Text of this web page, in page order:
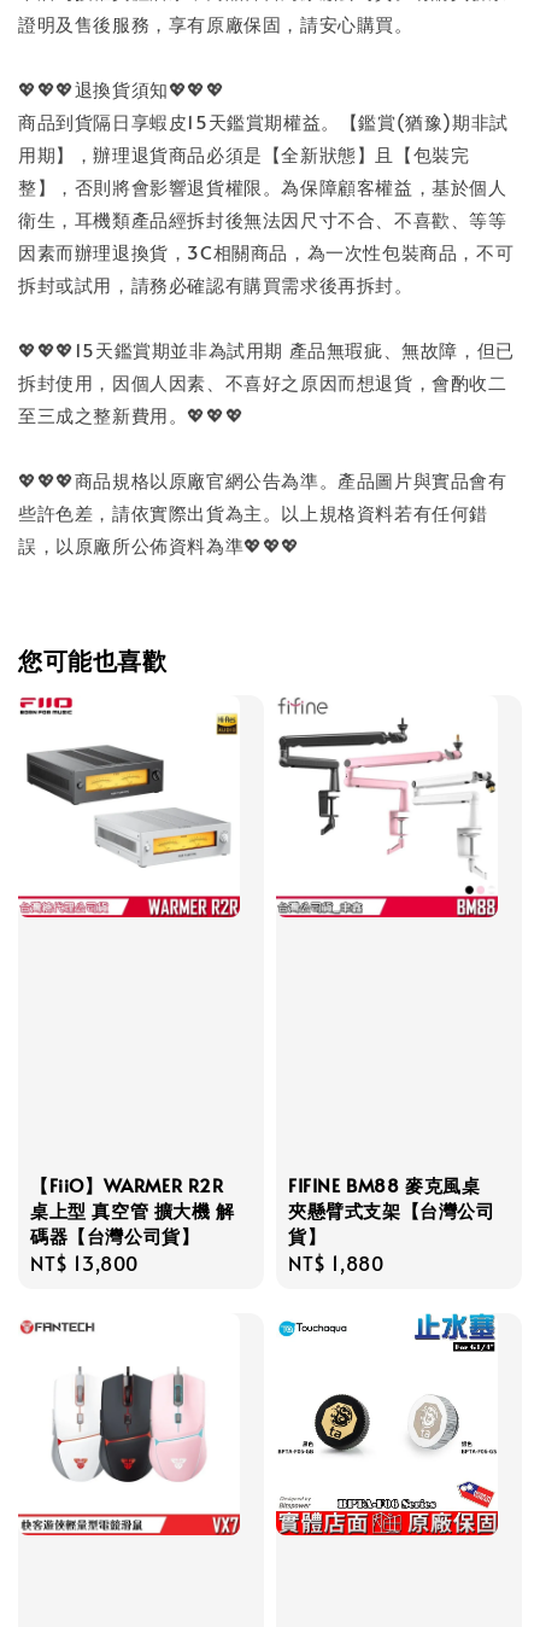
證明及售後服務，享有原廠保固，請安心購買。
💖💖💖退換貨須知💖💖💖
商品到貨隔日享蝦皮15天鑑賞期權益。【鑑賞(猶豫)期非試
用期】，辦理退貨商品必須是【全新狀態】且【包裝完
整】，否則將會影響退貨權限。為保障顧客權益，基於個人
衛生，耳機類產品經拆封後無法因尺寸不合、不喜歡、等等
因素而辦理退換貨，3C相關商品，為一次性包裝商品，不可
拆封或試用，請務必確認有購買需求後再拆封。
💖💖💖15天鑑賞期並非為試用期 產品無瑕疵、無故障，但已
拆封使用，因個人因素、不喜好之原因而想退貨，會酌收二
至三成之整新費用。💖💖💖
💖💖💖商品規格以原廠官網公告為準。產品圖片與實品會有
些許色差，請依實際出貨為主。以上規格資料若有任何錯
誤，以原廠所公佈資料為準💖💖💖
您可能也喜歡
【FiiO】WARMER R2R
桌上型 真空管 擴大機 解
碼器【台灣公司貨】
Regular
NT$ 13,800
FIFINE BM88 麥克風桌
夾懸臂式支架【台灣公司
貨】
Regular
NT$ 1,880